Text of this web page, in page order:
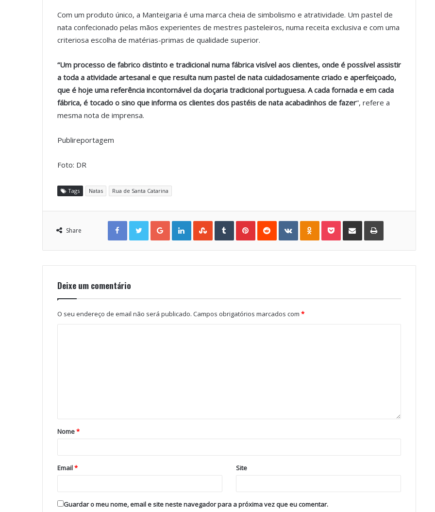
Com um produto único, a Manteigaria é uma marca cheia de simbolismo e atratividade. Um pastel de
nata confecionado pelas mãos experientes de mestres pasteleiros, numa receita exclusiva e com uma
criteriosa escolha de matérias-primas de qualidade superior.
“Um processo de fabrico distinto e tradicional numa fábrica visível aos clientes, onde é possível assistir
a toda a atividade artesanal e que resulta num pastel de nata cuidadosamente criado e aperfeiçoado,
que é hoje uma referência incontornável da doçaria tradicional portuguesa. A cada fornada e em cada
fábrica, é tocado o sino que informa os clientes dos pastéis de nata acabadinhos de fazer”, refere a
mesma nota de imprensa.
Publireportagem
Foto: DR
Tags Natas Rua de Santa Catarina
Share
Facebook Twitter Google+ LinkedIn StumbleUpon Tumblr Pinterest Reddit VKontakte Odnoklassniki Pocket Share via Email Print
Deixe um comentário
O seu endereço de email não será publicado. Campos obrigatórios marcados com *
Nome*
Email* Site
Guardar o meu nome, email e site neste navegador para a próxima vez que eu comentar.